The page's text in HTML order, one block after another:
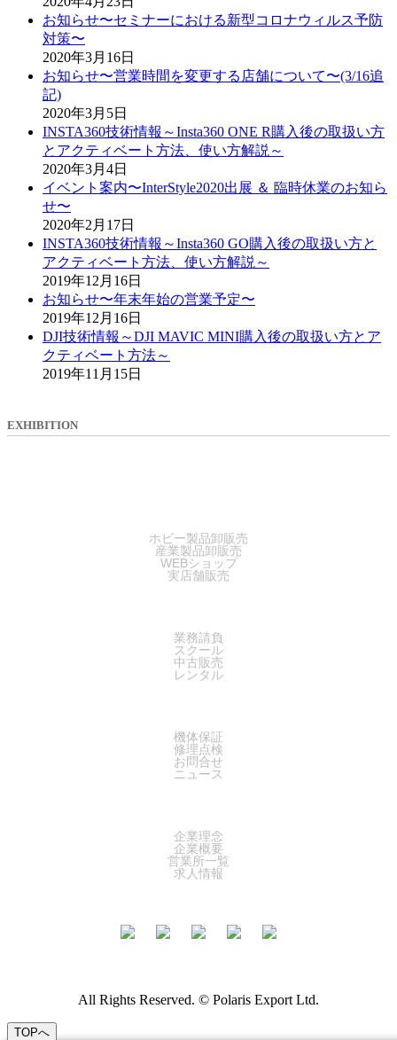
お知らせ〜セミナーにおける新型コロナウィルス予防
対策〜
2020年3月16日
お知らせ〜営業時間を変更する店舗について〜(3/16追
記)
2020年3月5日
INSTA360技術情報～Insta360 ONE R購入後の取扱い方
とアクティベート方法、使い方解説～
2020年3月4日
イベント案内〜InterStyle2020出展 ＆ 臨時休業のお知ら
せ〜
2020年2月17日
INSTA360技術情報～Insta360 GO購入後の取扱い方と
アクティベート方法、使い方解説～
2019年12月16日
お知らせ〜年末年始の営業予定〜
2019年12月16日
DJI技術情報～DJI MAVIC MINI購入後の取扱い方とア
クティベート方法～
2019年11月15日
EXHIBITION
ホビー製品卸販売
産業製品卸販売
WEBショップ
実店舗販売
業務請負
スクール
中古販売
レンタル
機体保証
修理点検
お問合せ
ニュース
企業理念
企業概要
営業所一覧
求人情報
All Rights Reserved. © Polaris Export Ltd.
TOPへ